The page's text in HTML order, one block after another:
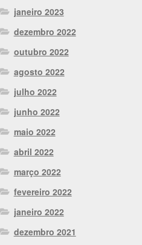
janeiro 2023
dezembro 2022
outubro 2022
agosto 2022
julho 2022
junho 2022
maio 2022
abril 2022
março 2022
fevereiro 2022
janeiro 2022
dezembro 2021